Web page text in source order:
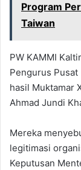
Program
Taiwan
PW KAMMI
Pengurus Pusat
hasil Muktamar
Ahmad Jundi
Mereka
legitimasi
Keputusan